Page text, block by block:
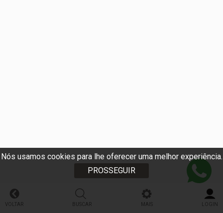
Nós usamos cookies para lhe oferecer uma melhor experiência.
PROSSEGUIR
VOLTAR BUSCAR MAIS LOGIN